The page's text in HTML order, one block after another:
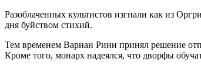
Разоблаченных культистов изгнали как из
дня буйством стихий.
Тем временем Вариан Ринн принял решение
Кроме того, монарх надеялся, что дворфы